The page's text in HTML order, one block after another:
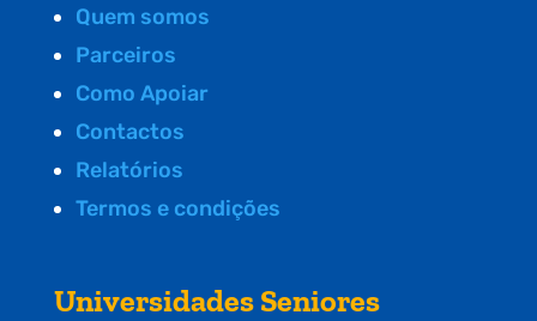
Quem somos
Parceiros
Como Apoiar
Contactos
Relatórios
Termos e condições
Universidades Seniores